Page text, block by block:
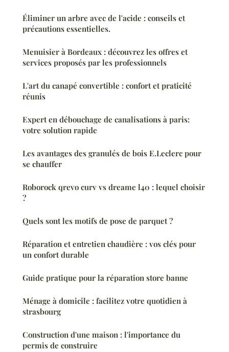
Éliminer un arbre avec de l'acide : conseils et
précautions essentielles.
Menuisier à Bordeaux : découvrez les offres et
services proposés par les professionnels
L'art du canapé convertible : confort et praticité
réunis
Expert en débouchage de canalisations à paris:
votre solution rapide
Les avantages des granulés de bois E.Leclerc pour
se chauffer
Roborock qrevo curv vs dreame l40 : lequel choisir
?
Quels sont les motifs de pose de parquet ?
Réparation et entretien chaudière : vos clés pour
un confort durable
Guide pratique pour la réparation store banne
Ménage à domicile : facilitez votre quotidien à
strasbourg
Construction d'une maison : l'importance du
permis de construire